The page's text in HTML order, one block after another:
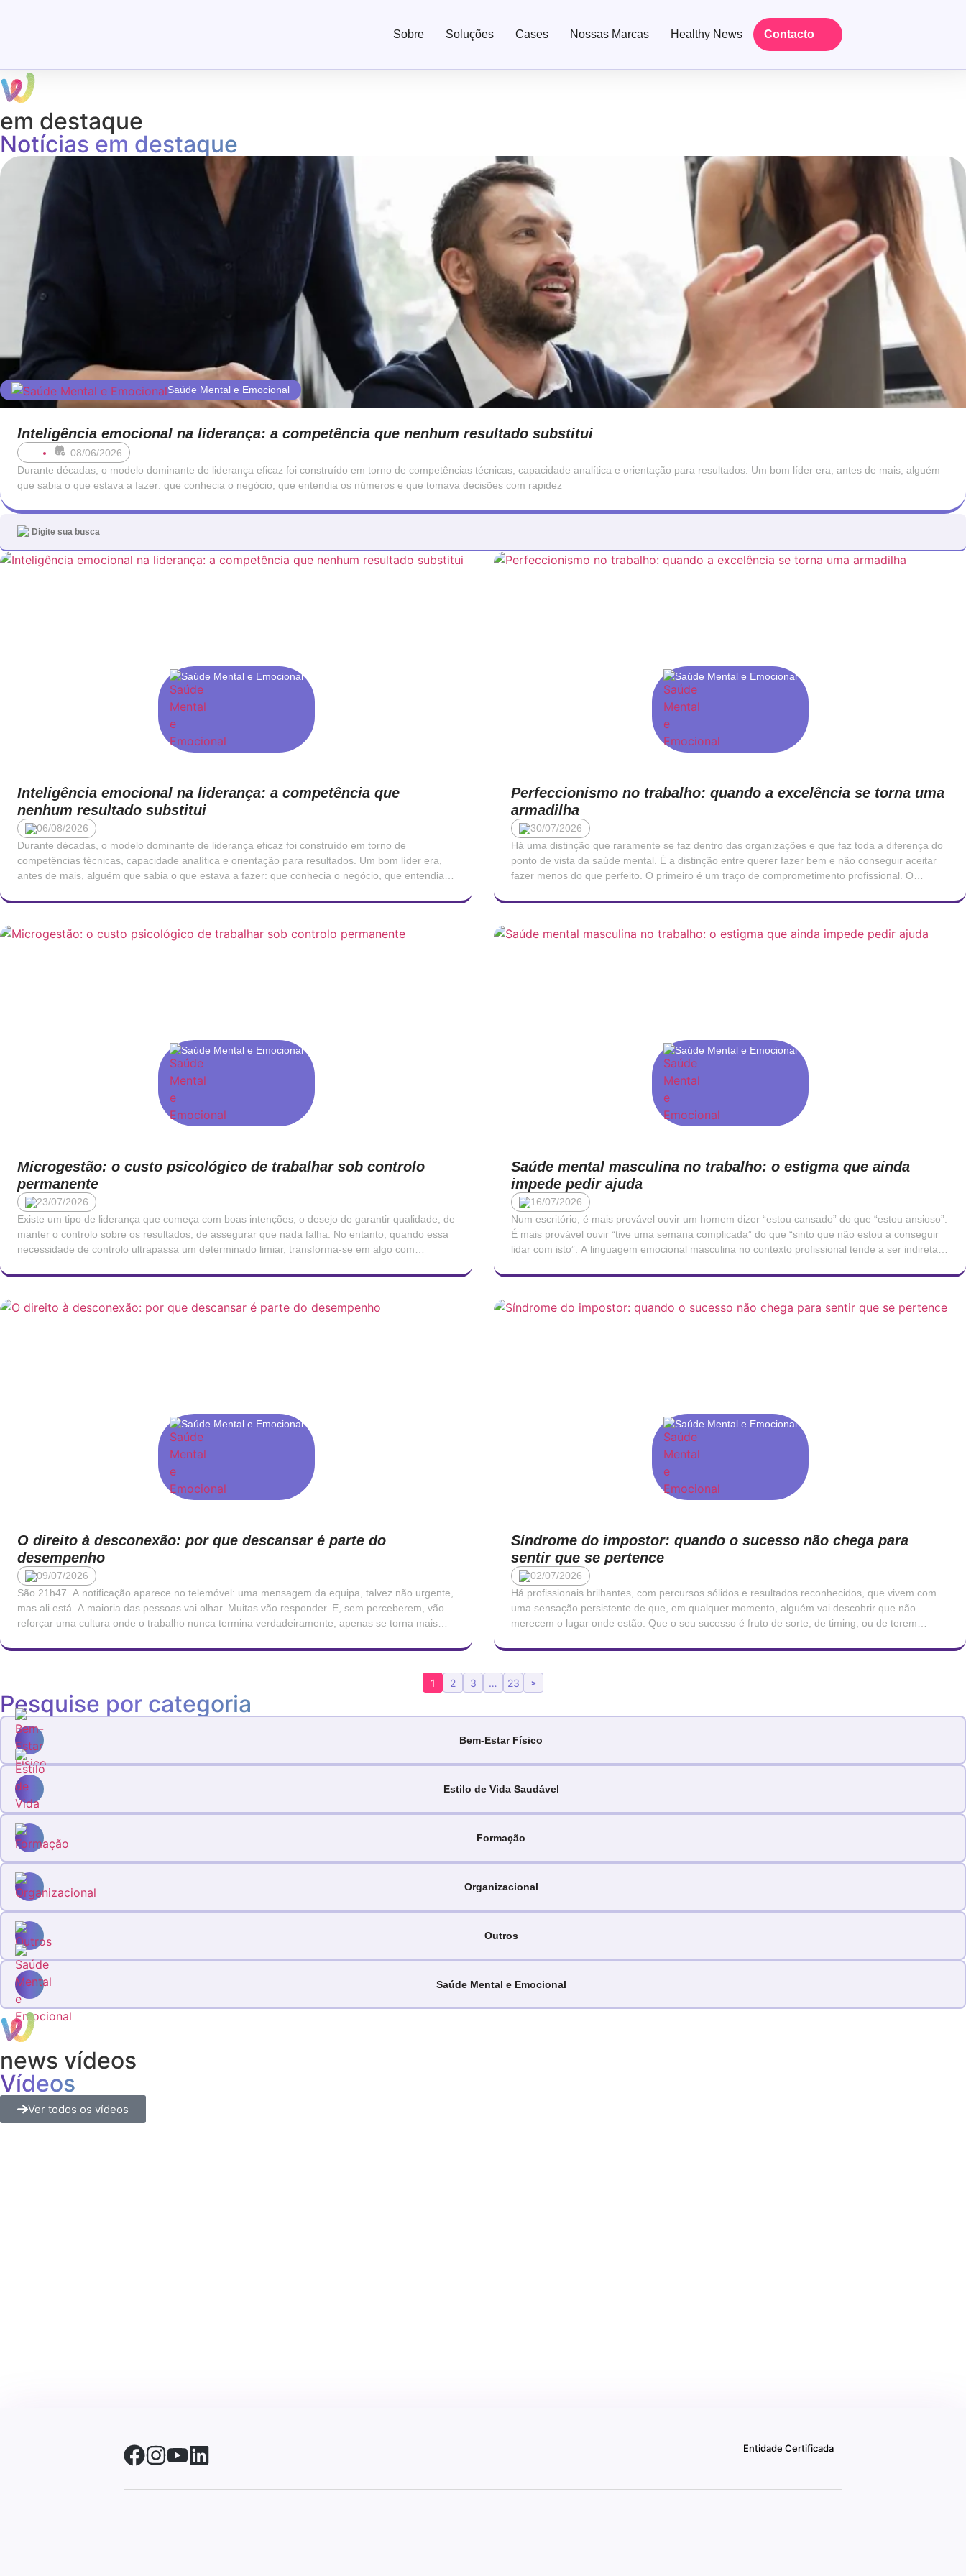
Sobre Soluções Cases Nossas Marcas Healthy News Contacto
em destaque
Notícias em destaque
Saúde Mental e Emocional
Inteligência emocional na liderança: a competência que nenhum resultado substitui
08/06/2026
Durante décadas, o modelo dominante de liderança eficaz foi construído em torno de competências técnicas, capacidade analítica e orientação para resultados. Um bom líder era, antes de mais, alguém
que sabia o que estava a fazer: que conhecia o negócio, que entendia os números e que tomava decisões com rapidez
Saúde Mental e Emocional
Inteligência emocional na liderança: a competência que
nenhum resultado substitui
06/08/2026
Durante décadas, o modelo dominante de liderança eficaz foi construído em torno de
competências técnicas, capacidade analítica e orientação para resultados. Um bom líder era,
antes de mais, alguém que sabia o que estava a fazer: que conhecia o negócio, que entendia
Saúde Mental e Emocional
Perfeccionismo no trabalho: quando a excelência se torna uma
armadilha
30/07/2026
Há uma distinção que raramente se faz dentro das organizações e que faz toda a diferença do
ponto de vista da saúde mental. É a distinção entre querer fazer bem e não conseguir aceitar
fazer menos do que perfeito. O primeiro é um traço de comprometimento profissional. O
Saúde Mental e Emocional
Microgestão: o custo psicológico de trabalhar sob controlo
permanente
23/07/2026
Existe um tipo de liderança que começa com boas intenções; o desejo de garantir qualidade, de
manter o controlo sobre os resultados, de assegurar que nada falha. No entanto, quando essa
necessidade de controlo ultrapassa um determinado limiar, transforma-se em algo com
de […]
Saúde Mental e Emocional
Saúde mental masculina no trabalho: o estigma que ainda
impede pedir ajuda
16/07/2026
Num escritório, é mais provável ouvir um homem dizer “estou cansado” do que “estou ansioso”.
É mais provável ouvir “tive uma semana complicada” do que “sinto que não estou a conseguir
lidar com isto”. A linguagem emocional masculina no contexto profissional tende a ser indireta,
Saúde Mental e Emocional
O direito à desconexão: por que descansar é parte do
desempenho
09/07/2026
São 21h47. A notificação aparece no telemóvel: uma mensagem da equipa, talvez não urgente,
mas ali está. A maioria das pessoas vai olhar. Muitas vão responder. E, sem perceberem, vão
reforçar uma cultura onde o trabalho nunca termina verdadeiramente, apenas se torna mais
normalizada que deixou […]
Saúde Mental e Emocional
Síndrome do impostor: quando o sucesso não chega para
sentir que se pertence
02/07/2026
Há profissionais brilhantes, com percursos sólidos e resultados reconhecidos, que vivem com
uma sensação persistente de que, em qualquer momento, alguém vai descobrir que não
merecem o lugar onde estão. Que o seu sucesso é fruto de sorte, de timing, ou de terem
1 2 3 … 23 >
Pesquise por categoria
Bem-Estar Físico
Estilo de Vida Saudável
Formação
Organizacional
Outros
Saúde Mental e Emocional
news vídeos
Vídeos
Ver todos os vídeos
Entidade Certificada